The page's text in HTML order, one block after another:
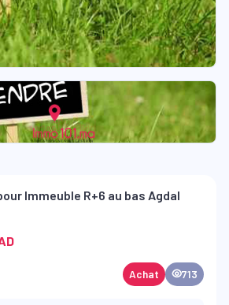
Immeuble R+6 au bas Agdal
Achat 713